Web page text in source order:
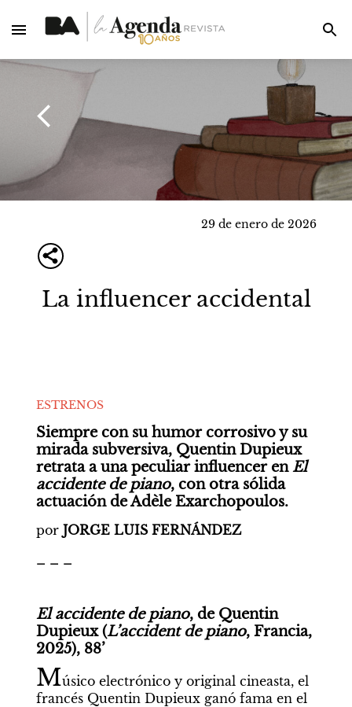
29 de enero de 2026
La influencer accidental
ESTRENOS
Siempre con su humor corrosivo y su
mirada subversiva, Quentin Dupieux
retrata a una peculiar influencer en El
accidente de piano, con otra sólida
actuación de Adèle Exarchopoulos.
por JORGE LUIS FERNÁNDEZ
El accidente de piano, de Quentin
Dupieux (L’accident de piano, Francia,
2025), 88’
Músico electrónico y original cineasta, el
francés Quentin Dupieux ganó fama en el